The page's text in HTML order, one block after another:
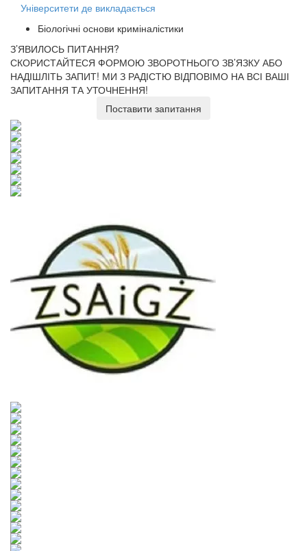
Університети де викладається
Біологічні основи криміналістики
З’ЯВИЛОСЬ ПИТАННЯ?
СКОРИСТАЙТЕСЯ ФОРМОЮ ЗВОРОТНЬОГО ЗВ’ЯЗКУ АБО
НАДІШЛІТЬ ЗАПИТ! МИ З РАДІСТЮ ВІДПОВІМО НА ВСІ ВАШІ
ЗАПИТАННЯ ТА УТОЧНЕННЯ!
Поставити запитання